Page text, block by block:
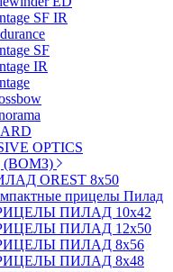
SF IR
SF
IR
OPTICS
OREST 8х50
прицелы Пилад
ПИЛАД 10х42
ПИЛАД 12х50
ПИЛАД 8х56
ПИЛАД 8х48